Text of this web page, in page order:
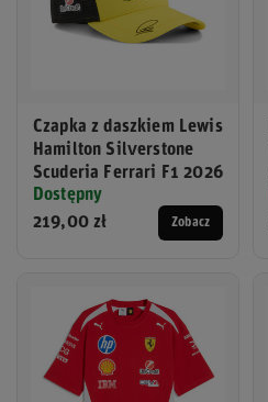
Czapka z daszkiem Lewis
Hamilton Silverstone
Scuderia Ferrari F1 2026
Dostępny
219,00 zł
Zobacz